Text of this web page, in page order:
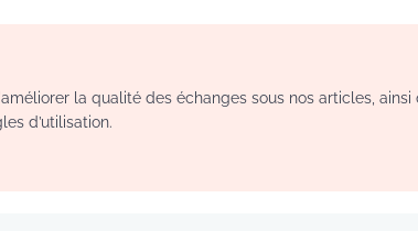
la qualité des échanges sous nos articles, ainsi
d’utilisation.